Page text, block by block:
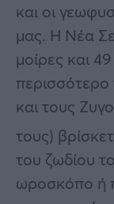
και οι
μας. Η Νέα
μοίρες και
περισσότερο
και τους
τους)
του ζωδίου
ωροσκόπο ή